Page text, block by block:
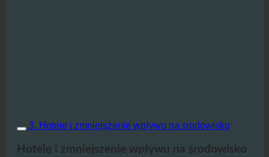
3. Hotele i zmniejszenie wpływu na środowisko